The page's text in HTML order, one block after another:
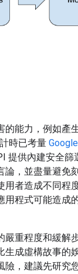
的能力，例如產
時已考量
提供內建安全篩
論，並盡量避免
用者造成不同程
用程式可能造成
嚴重程度和緩解
成虛構故事的
，建議先研究